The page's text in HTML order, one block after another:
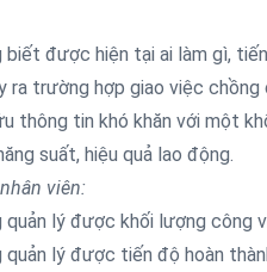
biết được hiện tại ai làm gì,
ra trường hợp giao việc
thông tin khó khăn với một
suất, hiệu quả lao động.
viên:
quản lý được khối lượng công
quản lý được tiến độ hoàn